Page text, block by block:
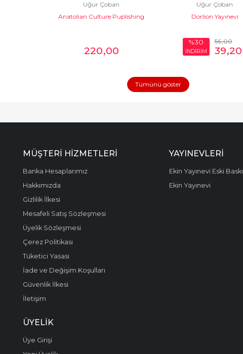
Uğur Çoban
Anatolian Culture Puplishing
220,00
Uğur Çoban
Dorlion Yayınevi
%30
İNDİRİM
56,00
39,20
Tümünü göster
MÜŞTERI HIZMETLERI
Banka Hesaplarımız
Hakkımızda
Gizlilik İlkesi
Mesafeli Satış Sözleşmesi
Üyelik Sözleşmesi
Çerez Politikası
Tüketici Yasası
İade ve Değişim Koşulları
Güvenlik İlkesi
İletişim
YAYINEVLERI
Ekin Yayınevi Eski Baskı
Ekin Yayınevi
ÜYELIK
Üye Girişi